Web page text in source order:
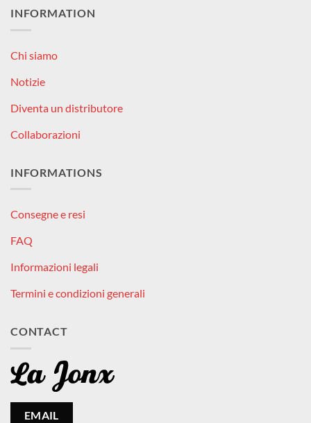
INFORMATION
Chi siamo
Notizie
Diventa un distributore
Collaborazioni
INFORMATIONS
Consegne e resi
FAQ
Informazioni legali
Termini e condizioni generali
CONTACT
EMAIL